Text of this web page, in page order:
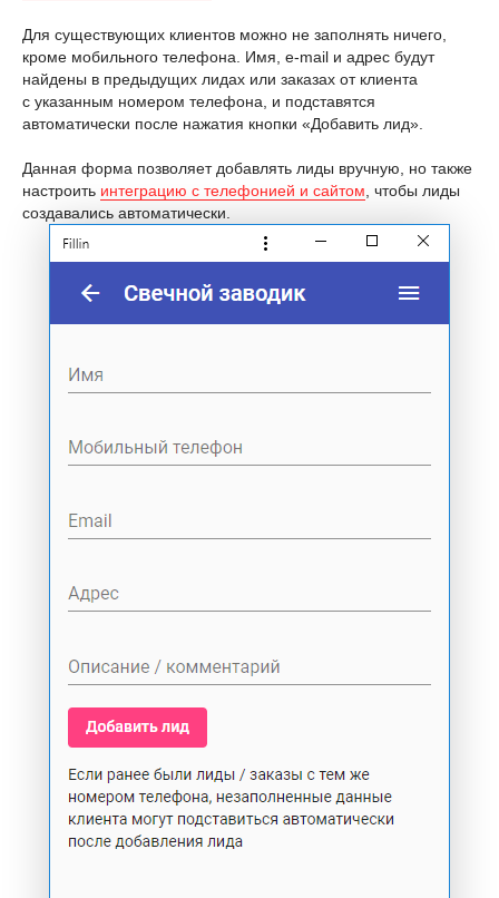
Для существующих клиентов можно не заполнять ничего,
кроме мобильного телефона. Имя, e-mail и адрес будут
найдены в предыдущих лидах или заказах от клиента
с указанным номером телефона, и подставятся
автоматически после нажатия кнопки «Добавить лид».
Данная форма позволяет добавлять лиды вручную, но также
настроить интеграцию с телефонией и сайтом , чтобы лиды
создавались автоматически.